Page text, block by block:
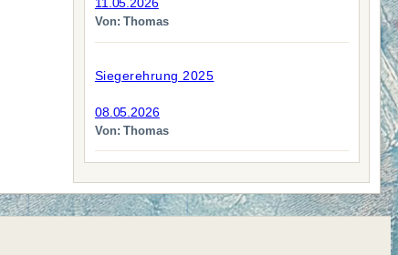
11.05.2026
Von: Thomas
Siegerehrung 2025
08.05.2026
Von: Thomas